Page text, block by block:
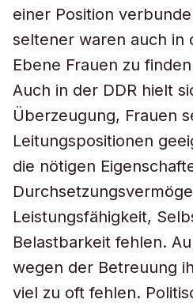
einer Position
seltener waren auch in
Ebene Frauen zu
Auch in der DDR hielt
Überzeugung, Frauen
Leitungspositionen
die nötigen
Leistungsfähigkeit,
Belastbarkeit fehlen.
wegen der Betreuung
viel zu oft fehlen.